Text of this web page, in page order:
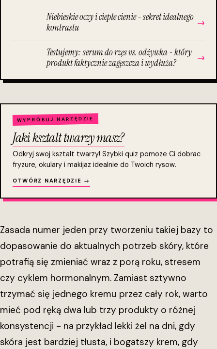
Niebieskie oczy i ciepłe cienie - sekret idealnego
kontrastu
→
Testujemy: serum do rzęs vs. odżywka - który
produkt faktycznie zagęszcza i wydłuża?
→
WYPRÓBUJ NARZĘDZIE
Jaki ksztalt twarzy masz?
Odkryj swoj ksztalt twarzy! Szybki quiz pomoze Ci dobrac
fryzure, okulary i makijaz idealnie do Twoich rysow.
OTWÓRZ NARZĘDZIE →
Zasada numer jeden przy tworzeniu takiej bazy to
dopasowanie do aktualnych potrzeb skóry, które
potrafią się zmieniać wraz z porą roku, stresem
czy cyklem hormonalnym. Zamiast sztywno
trzymać się jednego kremu przez cały rok, warto
mieć pod ręką dwa lub trzy produkty o różnej
konsystencji - na przykład lekki żel na dni, gdy
skóra jest bardziej tłusta, i bogatszy krem, gdy